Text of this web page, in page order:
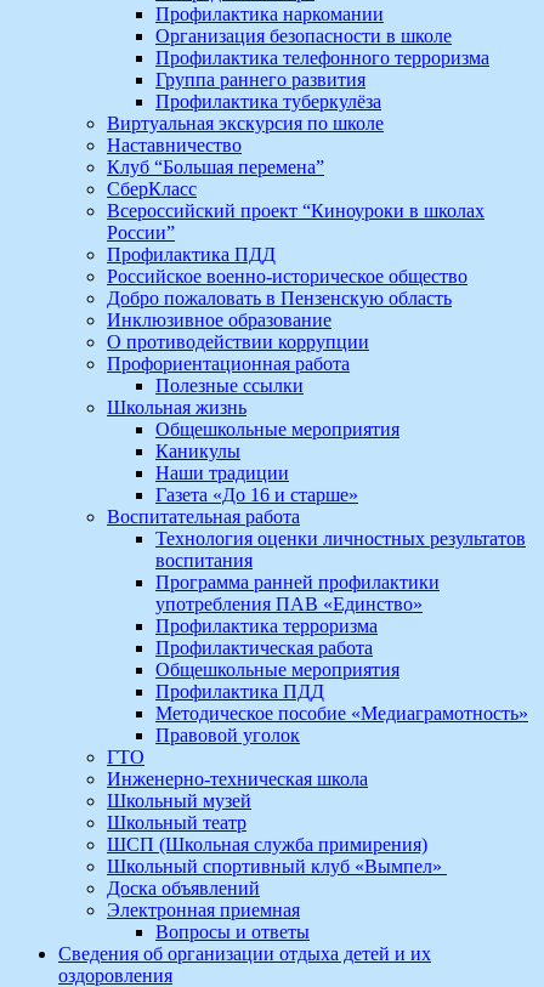
Профилактика наркомании
Организация безопасности в школе
Профилактика телефонного терроризма
Группа раннего развития
Профилактика туберкулёза
Виртуальная экскурсия по школе
Наставничество
Клуб “Большая перемена”
СберКласс
Всероссийский проект “Киноуроки в школах
России”
Профилактика ПДД
Российское военно-историческое общество
Добро пожаловать в Пензенскую область
Инклюзивное образование
О противодействии коррупции
Профориентационная работа
Полезные ссылки
Школьная жизнь
Общешкольные мероприятия
Каникулы
Наши традиции
Газета «До 16 и старше»
Воспитательная работа
Технология оценки личностных результатов
воспитания
Программа ранней профилактики
употребления ПАВ «Единство»
Профилактика терроризма
Профилактическая работа
Общешкольные мероприятия
Профилактика ПДД
Методическое пособие «Медиаграмотность»
Правовой уголок
ГТО
Инженерно-техническая школа
Школьный музей
Школьный театр
ШСП (Школьная служба примирения)
Школьный спортивный клуб «Вымпел»
Доска объявлений
Электронная приемная
Вопросы и ответы
Сведения об организации отдыха детей и их
оздоровления